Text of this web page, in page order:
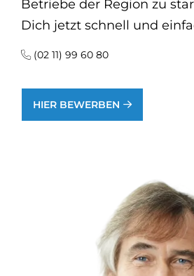
Betriebe der Region zu
Dich jetzt schnell und
(02 11) 99 60 80
HIER BEWERBEN